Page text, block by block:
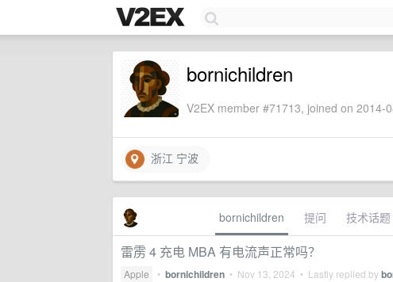
bornichildren
V2EX member #71713, joined on 2014-
浙江 宁波
bornichildren 提问 技术话题
雷雳 4 充电 MBA 有电流声正常吗？
Apple • bornichildren • Nov 13, 2024 • Lastly replied by